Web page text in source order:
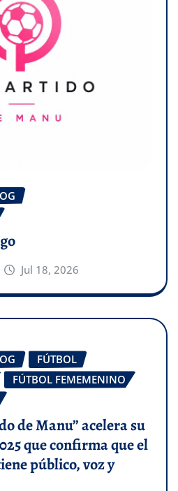
Jul 18, 2026
FÚTBOL
FÚTBOL FEMEMENINO
de Manu” acelera su
que confirma que el
público, voz y